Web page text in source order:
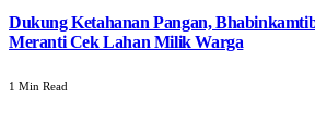
Dukung Ketahanan Pangan,
Meranti Cek Lahan Milik Warga
1 Min Read